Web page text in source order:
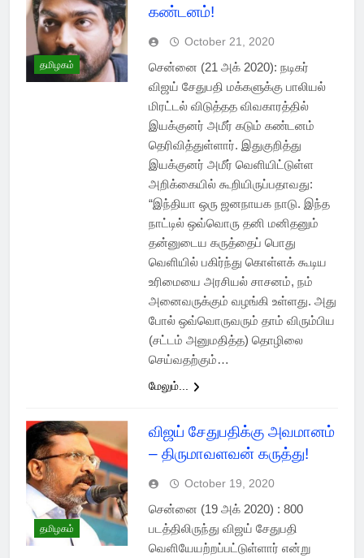
தமிழகம்
கண்டனம்!
October 21, 2020
சென்னை (21 அக் 2020): நடிகர்
விஜய் சேதுபதி மக்களுக்கு பாலியல்
மிரட்டல் விடுத்தத விவகாரத்தில்
இயக்குனர் அமீர் கடும் கண்டனம்
தெரிவித்துள்ளார். இதுகுறித்து
இயக்குனர் அமீர் வெளியிட்டுள்ள
அறிக்கையில் கூறியிருப்பதாவது:
“இந்தியா ஒரு ஜனநாயக நாடு. இந்த
நாட்டில் ஒவ்வொரு தனி மனிதனும்
தன்னுடைய கருத்தைப் பொது
வெளியில் பகிர்ந்து கொள்ளக் கூடிய
உரிமையை அரசியல் சாசனம், நம்
அனைவருக்கும் வழங்கி உள்ளது. அது
போல் ஒவ்வொருவரும் தாம் விரும்பிய
(சட்டம் அனுமதித்த) தொழிலை
செய்வதற்கும்…
மேலும்...
தமிழகம்
விஜய் சேதுபதிக்கு அவமானம்
– திருமாவளவன் கருத்து!
October 19, 2020
சென்னை (19 அக் 2020) : 800
படத்திலிருந்து விஜய் சேதுபதி
வெளியேயற்றப்பட்டுள்ளார் என்று